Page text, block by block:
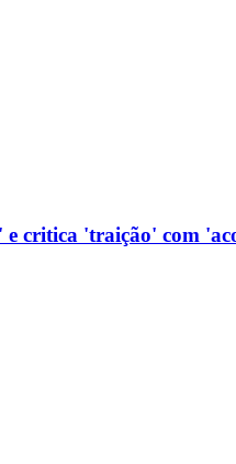
critica 'traição' com